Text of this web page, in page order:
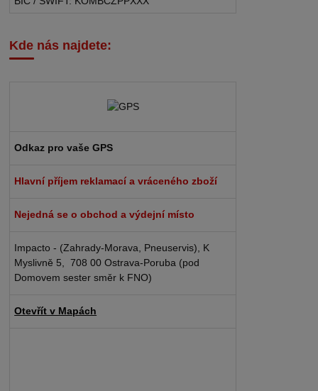
Kde nás najdete:
Odkaz pro vaše GPS
Hlavní příjem reklamací a vráceného zboží
Nejedná se o obchod a výdejní místo
Impacto - (Zahrady-Morava, Pneuservis), K
Myslivně 5, 708 00 Ostrava-Poruba (pod
Domovem sester směr k FNO)
Otevřít v Mapách